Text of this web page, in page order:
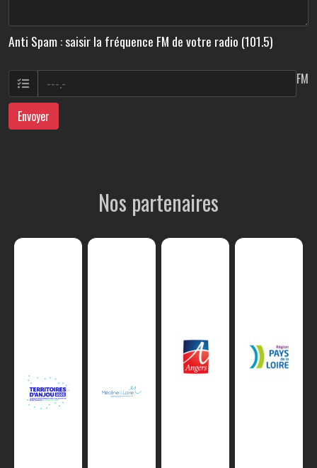
Anti Spam : saisir la fréquence FM de votre radio (101.5)
FM
Envoyer
Nos partenaires